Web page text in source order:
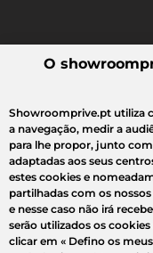
Pesquisar uma
Todas as vendas
O
Showroomprive.pt utiliza
a navegação, medir a
para lhe propor, junto
adaptadas aos seus
estes cookies e
partilhadas com os
e nesse caso não irá
serão utilizados os
clicar em « Defino os